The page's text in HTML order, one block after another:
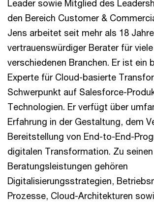
Leader sowie Mitglied des
den Bereich Customer &
Jens arbeitet seit mehr als 18
vertrauenswürdiger Berater für
verschiedenen Branchen. Er ist ein
Experte für Cloud-basierte
Schwerpunkt auf Salesforce-
Technologien. Er verfügt über
Erfahrung in der Gestaltung, dem
Bereitstellung von End-to-End-
digitalen Transformation. Zu seinen
Beratungsleistungen gehören
Digitalisierungsstrategien,
Prozesse, Cloud-Architekturen